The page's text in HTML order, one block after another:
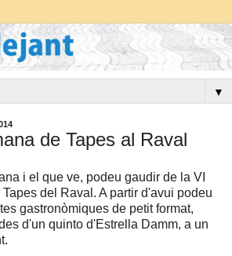
▼
de Tapes al Raval
i el que ve, podeu gaudir de la VI
del Raval. A partir d'avui podeu
gastronòmiques de petit format,
d'un quinto d'Estrella Damm, a un